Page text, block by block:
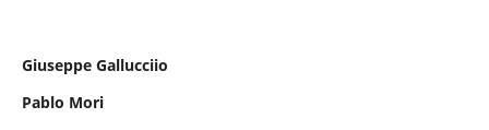
Giuseppe Gallucciio
Pablo Mori